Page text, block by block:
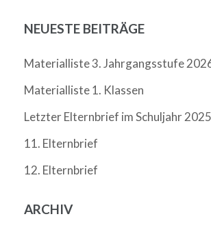
NEUESTE BEITRÄGE
Materialliste 3. Jahrgangsstufe
Materialliste 1. Klassen
Letzter Elternbrief im Schuljahr
11. Elternbrief
12. Elternbrief
ARCHIV